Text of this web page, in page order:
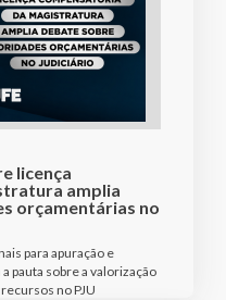
licença
amplia
orçamentárias no
para apuração e
pauta sobre a valorização
no PJU